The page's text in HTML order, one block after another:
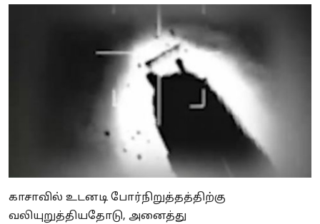
காசாவில் உடனடி போர்நிறுத்தத்திற்கு
வலியுறுத்தியதோடு, அனைத்து